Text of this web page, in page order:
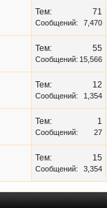
71
Тем:
7,470
Сообщений:
55
Тем:
15,566
Сообщений:
12
Тем:
1,354
Сообщений:
1
Тем:
27
Сообщений:
15
Тем:
3,354
Сообщений: